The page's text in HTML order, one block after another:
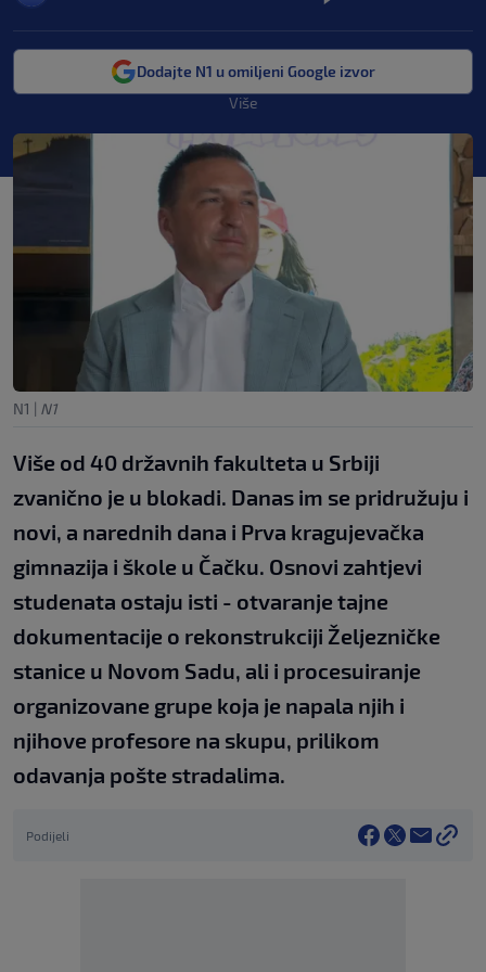
Dodajte N1 u omiljeni Google izvor
Više
N1 | N1
Više od 40 državnih fakulteta u Srbiji
zvanično je u blokadi. Danas im se pridružuju i
novi, a narednih dana i Prva kragujevačka
gimnazija i škole u Čačku. Osnovi zahtjevi
studenata ostaju isti - otvaranje tajne
dokumentacije o rekonstrukciji Željezničke
stanice u Novom Sadu, ali i procesuiranje
organizovane grupe koja je napala njih i
njihove profesore na skupu, prilikom
odavanja pošte stradalima.
Podijeli